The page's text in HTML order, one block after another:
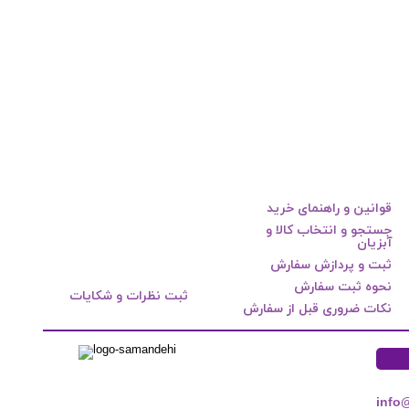
قوانین و راهنمای خرید
جستجو و انتخاب کالا و
آبزیان
ثبت و پردازش سفارش
نحوه ثبت سفارش
نکات ضروری قبل از سفارش
ثبت نظرات و شکایات